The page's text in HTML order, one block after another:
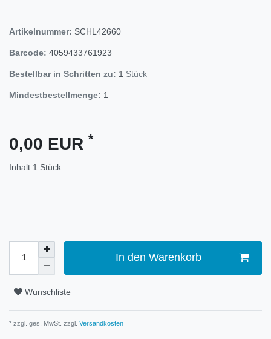
Artikelnummer: SCHL42660
Barcode: 4059433761923
Bestellbar in Schritten zu: 1 Stück
Mindestbestellmenge: 1
0,00 EUR *
Inhalt 1 Stück
In den Warenkorb
Wunschliste
* zzgl. ges. MwSt. zzgl. Versandkosten